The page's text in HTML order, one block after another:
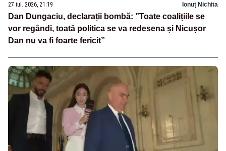
27 iul. 2026, 21:19 Ionuț Nichita
Dan Dungaciu, declarații bombă: ”Toate coalițiile se
vor regândi, toată politica se va redesena și Nicușor
Dan nu va fi foarte fericit”